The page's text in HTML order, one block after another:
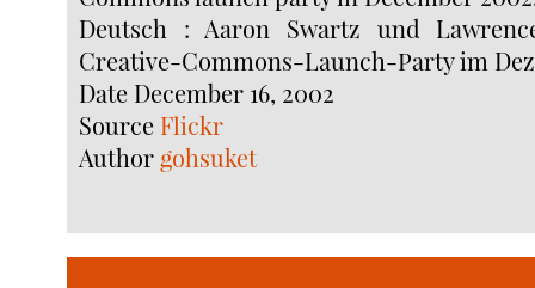
Deutsch : Aaron Swartz und
Creative-Commons-Launch-Party im
Date December 16, 2002
Source Flickr
Author gohsuket